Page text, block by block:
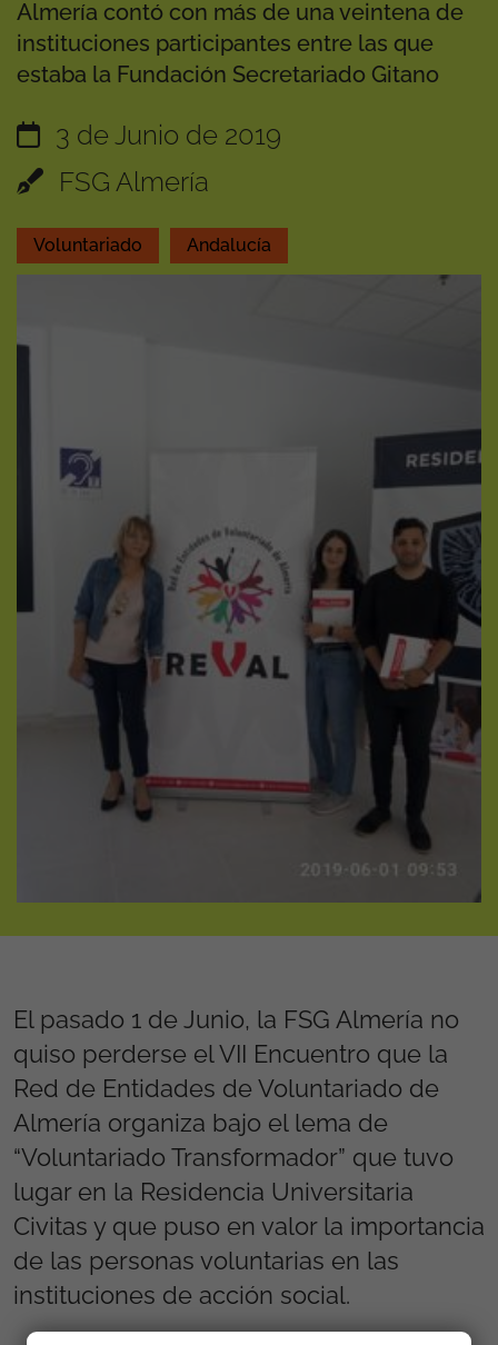
Almería contó con más de una veintena de
instituciones participantes entre las que
estaba la Fundación Secretariado Gitano
3 de Junio de 2019
FSG Almería
Voluntariado Andalucía
El pasado 1 de Junio, la FSG Almería no
quiso perderse el VII Encuentro que la
Red de Entidades de Voluntariado de
Almería organiza bajo el lema de
“Voluntariado Transformador” que tuvo
lugar en la Residencia Universitaria
Civitas y que puso en valor la importancia
de las personas voluntarias en las
instituciones de acción social.